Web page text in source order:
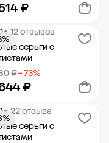
₽
в корзину
• 12 отзывов
серьги с
₽− 73%
₽
в корзину
• 22 отзыва
серьги с